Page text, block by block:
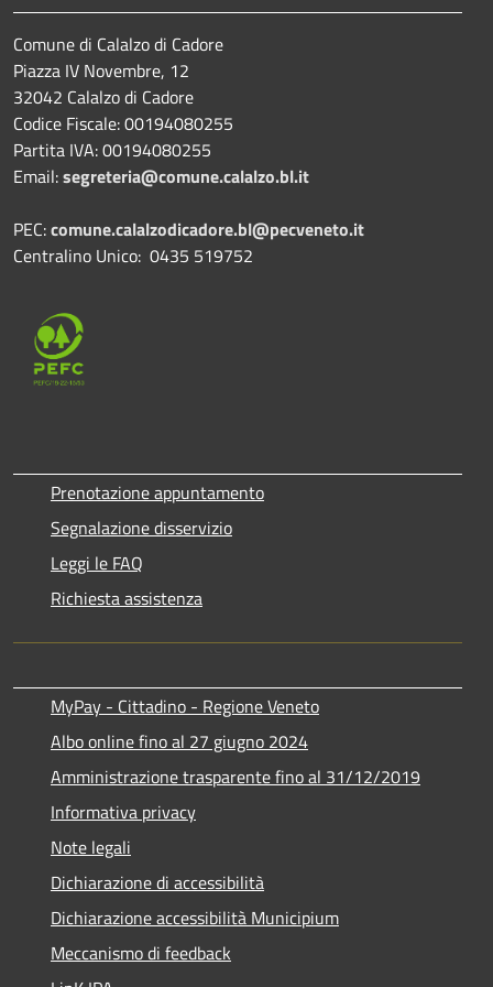
Comune di Calalzo di Cadore
Piazza IV Novembre, 12
32042 Calalzo di Cadore
Codice Fiscale: 00194080255
Partita IVA: 00194080255
Email:segreteria@comune.calalzo.bl.it
PEC:comune.calalzodicadore.bl@pecveneto.it
Centralino Unico: 0435 519752
Prenotazione appuntamento
Segnalazione disservizio
Leggi le FAQ
Richiesta assistenza
MyPay - Cittadino - Regione Veneto
Albo online fino al 27 giugno 2024
Amministrazione trasparente fino al 31/12/2019
Informativa privacy
Note legali
Dichiarazione di accessibilità
Dichiarazione accessibilità Municipium
Meccanismo di feedback